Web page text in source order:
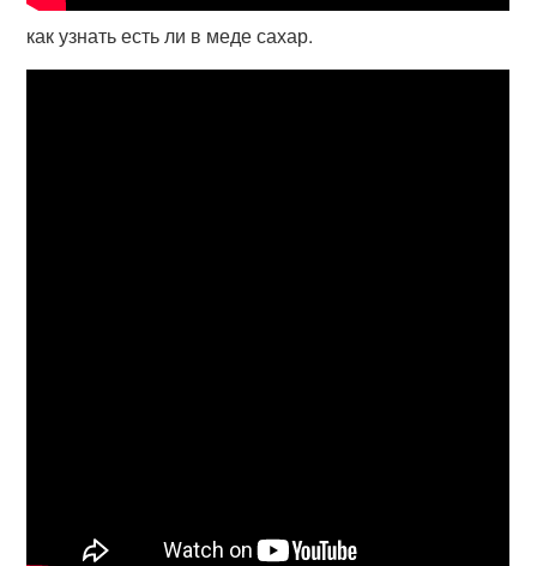
как узнать есть ли в меде сахар.